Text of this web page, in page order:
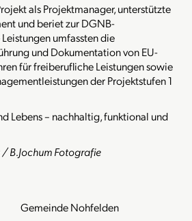
als Projektmanager, unterstützte
und beriet zur DGNB-
umfassten die
und Dokumentation von EU-
für freiberufliche Leistungen sowie
der Projektstufen 1
Lebens – nachhaltig, funktional und
B.Jochum Fotografie
Gemeinde Nohfelden